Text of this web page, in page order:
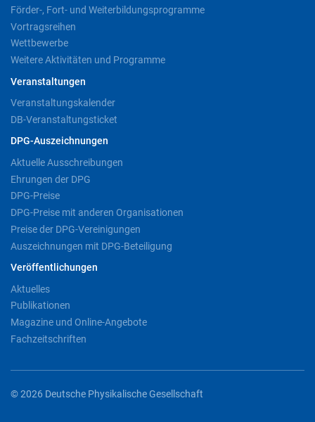
Förder-, Fort- und Weiterbildungsprogramme
Vortragsreihen
Wettbewerbe
Weitere Aktivitäten und Programme
Veranstaltungen
Veranstaltungskalender
DB-Veranstaltungsticket
DPG-Auszeichnungen
Aktuelle Ausschreibungen
Ehrungen der DPG
DPG-Preise
DPG-Preise mit anderen Organisationen
Preise der DPG-Vereinigungen
Auszeichnungen mit DPG-Beteiligung
Veröffentlichungen
Aktuelles
Publikationen
Magazine und Online-Angebote
Fachzeitschriften
© 2026 Deutsche Physikalische Gesellschaft